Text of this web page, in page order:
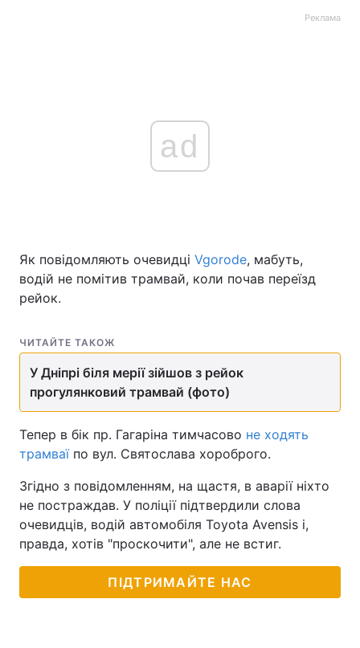
Реклама
ad
Як повідомляють очевидці Vgorode, мабуть,
водій не помітив трамвай, коли почав переїзд
рейок.
ЧИТАЙТЕ ТАКОЖ
У Дніпрі біля мерії зійшов з рейок
прогулянковий трамвай (фото)
Тепер в бік пр. Гагаріна тимчасово не ходять
трамваїпо вул. Святослава хороброго.
Згідно з повідомленням, на щастя, в аварії ніхто
не постраждав. У поліції підтвердили слова
очевидців, водій автомобіля Toyota Avensis і,
правда, хотів "проскочити", але не встиг.
ПІДТРИМАЙТЕ НАС